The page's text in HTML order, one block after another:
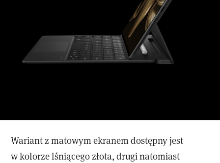
Wariant z matowym ekranem dostępny jest
w kolorze lśniącego złota, drugi natomiast